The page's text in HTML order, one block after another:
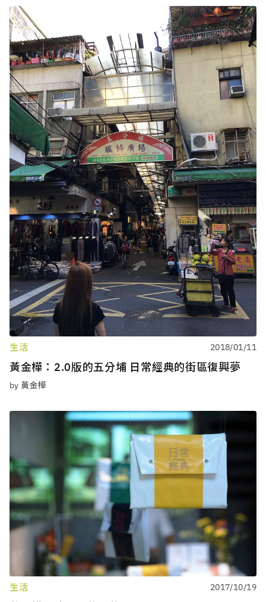
生活 2018/01/11
黃金樺：2.0版的五分埔 日常經典的街區復興夢
by 黃金樺
生活 2017/10/19